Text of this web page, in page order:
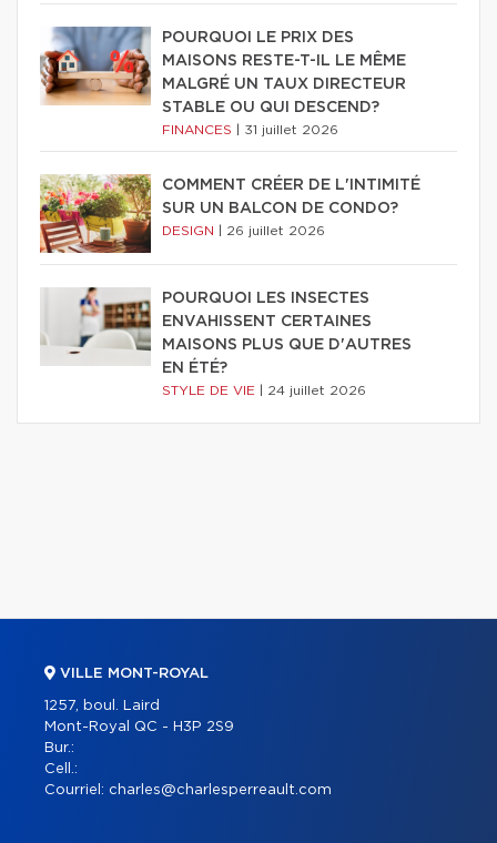
POURQUOI LE PRIX DES
MAISONS RESTE-T-IL LE MÊME
MALGRÉ UN TAUX DIRECTEUR
STABLE OU QUI DESCEND?
FINANCES 31 juillet 2026
COMMENT CRÉER DE L'INTIMITÉ
SUR UN BALCON DE CONDO?
DESIGN 26 juillet 2026
POURQUOI LES INSECTES
ENVAHISSENT CERTAINES
MAISONS PLUS QUE D'AUTRES
EN ÉTÉ?
STYLE DE VIE 24 juillet 2026
VILLE MONT-ROYAL
1257, boul. Laird
Mont-Royal QC - H3P 2S9
Bur.:
Cell.:
Courriel: charles@charlesperreault.com